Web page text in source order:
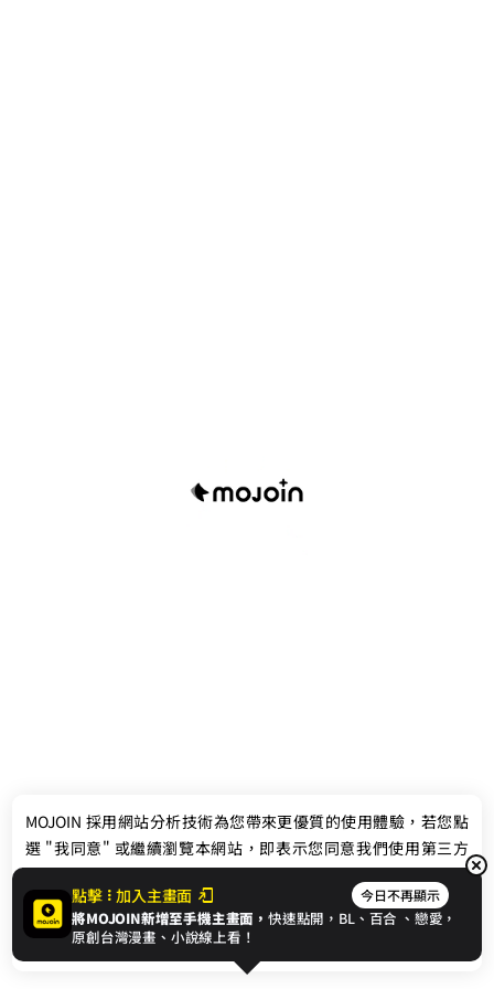
聯絡我們
© 2024 gamania Digital Entertainment Co., Ltd.
點擊 加入主畫面 今日不再顯示
將MOJOIN新增至手機主畫面，快速點開，BL、 百合 、戀愛，
原創台灣漫畫、小說線上看！
MOJOIN 採用網站分析技術為您帶來更優質的使用體驗，若您點
選 "我同意" 或繼續瀏覽本網站，即表示您同意我們使用第三方
Cookie，欲瞭解更多資訊請見隱私權政策。
我同意